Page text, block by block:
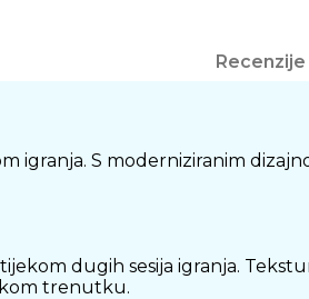
Recenzije
igranja. S moderniziranim
dugih sesija igranja.
trenutku.